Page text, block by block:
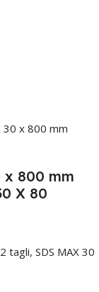
30 x 800 mm
x 800 mm
X 80
tagli, SDS MAX 30